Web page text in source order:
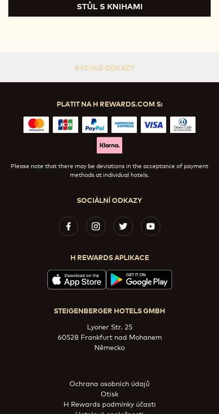
STŮL S KNIHAMI
RYCHLÉ ODKAZY
SOCIÁLNÍ ODKAZY
H REWARDS APLIKACE
PLATIT NA H REWARDS.COM S:
Please note that there may be deviations in the acceptance of payment
methods at individual hotels.
STEIGENBERGER HOTELS GMBH
Lyoner Str. 25
60528 Frankfurt nad Mohanem
Německo
Ochrana osobních údajů
Otisk
H Rewards podmínky účasti